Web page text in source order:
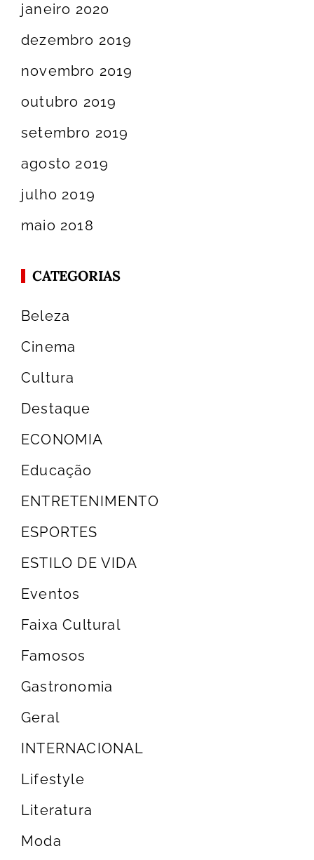
janeiro 2020
dezembro 2019
novembro 2019
outubro 2019
setembro 2019
agosto 2019
julho 2019
maio 2018
CATEGORIAS
Beleza
Cinema
Cultura
Destaque
ECONOMIA
Educação
ENTRETENIMENTO
ESPORTES
ESTILO DE VIDA
Eventos
Faixa Cultural
Famosos
Gastronomia
Geral
INTERNACIONAL
Lifestyle
Literatura
Moda